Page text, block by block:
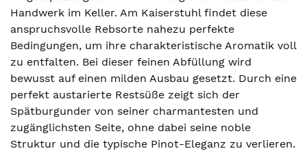
Handwerk im Keller. Am Kaiserstuhl findet diese
anspruchsvolle Rebsorte nahezu perfekte
Bedingungen, um ihre charakteristische Aromatik voll
zu entfalten. Bei dieser feinen Abfüllung wird
bewusst auf einen milden Ausbau gesetzt. Durch eine
perfekt austarierte Restsüße zeigt sich der
Spätburgunder von seiner charmantesten und
zugänglichsten Seite, ohne dabei seine noble
Struktur und die typische Pinot-Eleganz zu verlieren.